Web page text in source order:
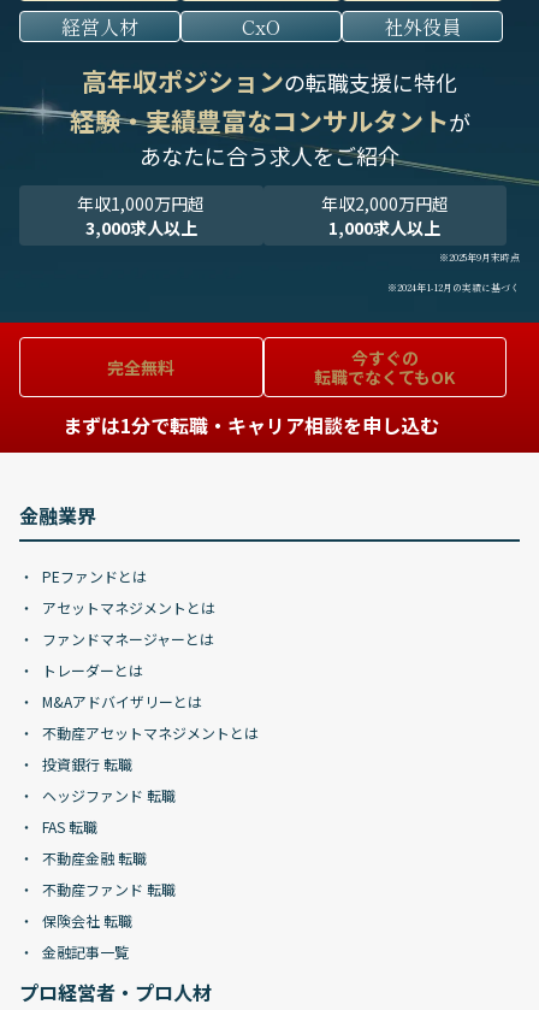
経営人材 CxO 社外役員
高年収ポジションの転職支援に特化
経験・実績豊富なコンサルタントが
あなたに合う求人をご紹介
年収1,000万円超
3,000求人以上
年収2,000万円超
1,000求人以上
※2025年9月末時点
※2024年1-12月の実績に基づく
完全無料
今すぐの
転職でなくてもOK
まずは1分で転職・キャリア相談を申し込む
金融業界
PEファンドとは
アセットマネジメントとは
ファンドマネージャーとは
トレーダーとは
M&Aアドバイザリーとは
不動産アセットマネジメントとは
投資銀行 転職
ヘッジファンド 転職
FAS 転職
不動産金融 転職
不動産ファンド 転職
保険会社 転職
金融記事一覧
プロ経営者・プロ人材